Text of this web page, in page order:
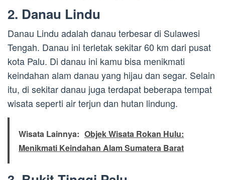
2. Danau Lindu
Danau Lindu adalah danau terbesar di Sulawesi
Tengah. Danau ini terletak sekitar 60 km dari pusat
kota Palu. Di danau ini kamu bisa menikmati
keindahan alam danau yang hijau dan segar. Selain
itu, di sekitar danau juga terdapat beberapa tempat
wisata seperti air terjun dan hutan lindung.
Wisata Lainnya: Objek Wisata Rokan Hulu:
Menikmati Keindahan Alam Sumatera Barat